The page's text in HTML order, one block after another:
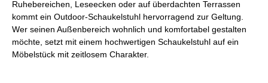
Ruhebereichen, Leseecken oder auf überdachten Terrassen
kommt ein Outdoor-Schaukelstuhl hervorragend zur Geltung.
Wer seinen Außenbereich wohnlich und komfortabel gestalten
möchte, setzt mit einem hochwertigen Schaukelstuhl auf ein
Möbelstück mit zeitlosem Charakter.